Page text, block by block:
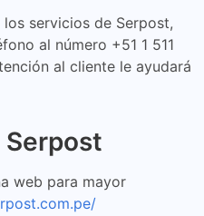
servicios de Serpost,
al número +51 1 511
al cliente le ayudará
web para mayor